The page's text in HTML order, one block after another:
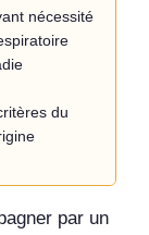
nécessité
du
par un